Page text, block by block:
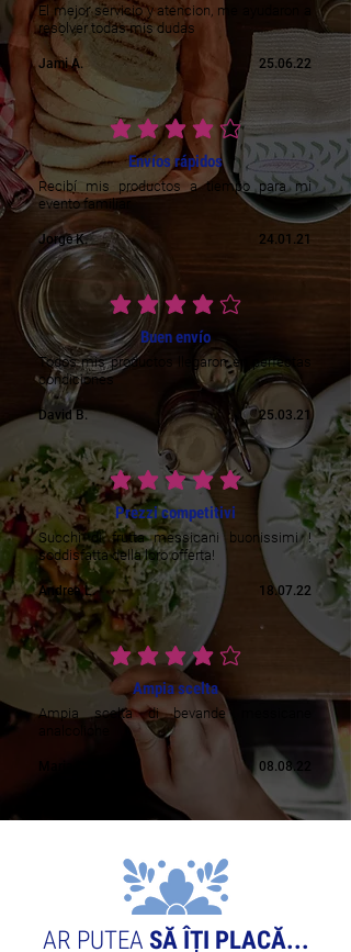
El mejor servicio y atencion, me ayudaron a
resolver todas mis dudas
Jami A. 25.06.22
ratingul mediu este 4 din 5
Envíos rápidos
Recibí mis productos a tiempo para mi
evento familiar
Jorge K. 24.01.21
ratingul mediu este 4 din 5
Buen envío
Todos mis productos llegaron en perfectas
condiciones
David B. 25.03.21
ratingul mediu este 5 din 5
Prezzi competitivi
Succhi di frutta messicani buonissimi !
soddisfatta della loro offerta!
Andrea L. 18.07.22
ratingul mediu este 4 din 5
Ampia scelta
Ampia scelta di bevande messicane
08.08.22
AR PUTEA SĂ ÎȚI PLACĂ...